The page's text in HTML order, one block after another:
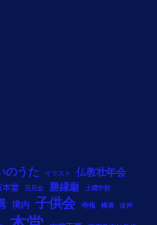
のうた イラスト
仏教壮年会
本堂 元旦会 勝縁廟 土曜学校
境内 子供会 寺報 幔幕 彼岸